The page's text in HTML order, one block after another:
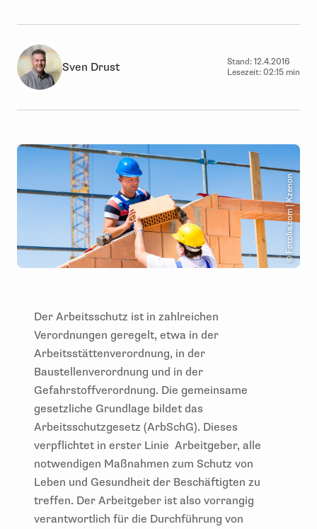
Sven Drust Stand: 12.4.2016
Lesezeit: 02:15 min
© Fotolia.com | Kzenon
Der Arbeitsschutz ist in zahlreichen
Verordnungen geregelt, etwa in der
Arbeitsstättenverordnung, in der
Baustellenverordnung und in der
Gefahrstoffverordnung. Die gemeinsame
gesetzliche Grundlage bildet das
Arbeitsschutzgesetz (ArbSchG). Dieses
verpflichtet in erster Linie Arbeitgeber, alle
notwendigen Maßnahmen zum Schutz von
Leben und Gesundheit der Beschäftigten zu
treffen. Der Arbeitgeber ist also vorrangig
verantwortlich für die Durchführung von